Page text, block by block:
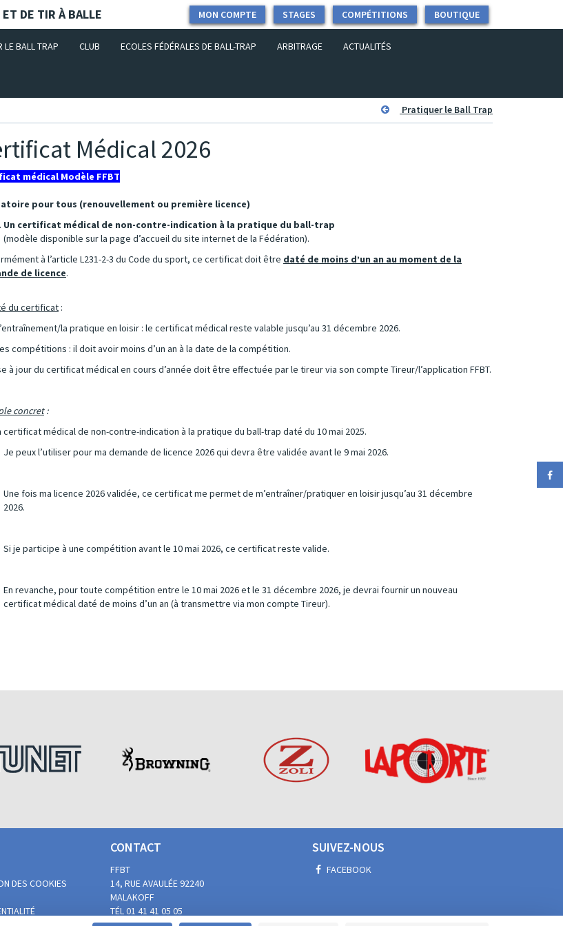
DE TIR À BALLE BOUTIQUE
COMPÉTITIONS
STAGES
MON COMPTE
LE BALL TRAP CLUB ECOLES FÉDÉRALES DE BALL-TRAP ARBITRAGE ACTUALITÉS
Pratiquer le Ball Trap
Médical 2026
médical Modèle FFBT
pour tous (renouvellement ou première licence)
Un certificat médical de non-contre-indication à la pratique du ball-trap
(modèle disponible sur la page d’accueil du site internet de la Fédération).
à l’article L231-2-3 du Code du sport, ce certificat doit être daté de moins d’un an au moment de la
de licence.
du certificat :
la pratique en loisir : le certificat médical reste valable jusqu’au 31 décembre 2026.
compétitions : il doit avoir moins d’un an à la date de la compétition.
à jour du certificat médical en cours d’année doit être effectuée par le tireur via son compte Tireur/l’application FFBT.
concret:
certificat médical de non-contre-indication à la pratique du ball-trap daté du 10 mai 2025.
Je peux l’utiliser pour ma demande de licence 2026 qui devra être validée avant le 9 mai 2026.
Une fois ma licence 2026 validée, ce certificat me permet de m’entraîner/pratiquer en loisir jusqu’au 31 décembre
2026.
Si je participe à une compétition avant le 10 mai 2026, ce certificat reste valide.
En revanche, pour toute compétition entre le 10 mai 2026 et le 31 décembre 2026, je devrai fournir un nouveau
certificat médical daté de moins d’un an (à transmettre via mon compte Tireur).
DES COOKIES
CONTACT
FFBT
14, RUE AVAULÉE92240
MALAKOFF
TÉL 01 41 41 05 05
SUIVEZ-NOUS
FACEBOOK